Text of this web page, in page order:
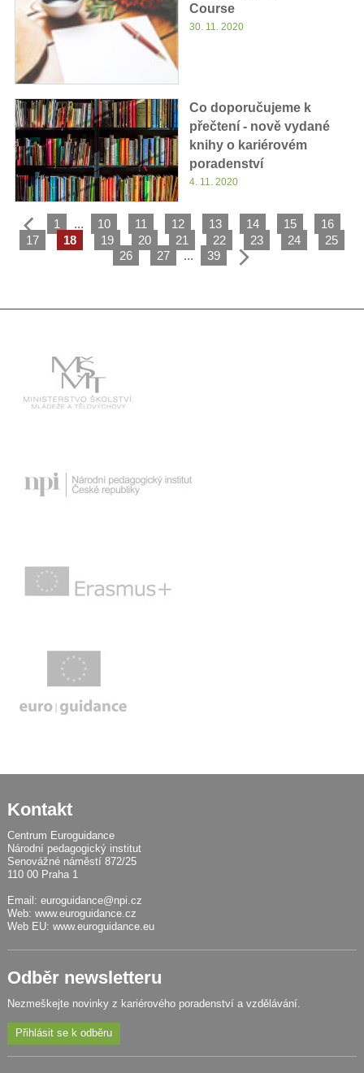
Course
30. 11. 2020
Co doporučujeme k
přečtení - nově vydané
knihy o kariérovém
poradenství
4. 11. 2020
1 ... 10 11 12 13 14 15
16
17
18 19 20 21 22 23 24
25
26
27 ... 39
Kontakt
Centrum Euroguidance
Národní pedagogický institut
Senovážné náměstí 872/25
110 00 Praha 1
Email: euroguidance@npi.cz
Web: www.euroguidance.cz
Web EU: www.euroguidance.eu
Odběr newsletteru
Nezmeškejte novinky z kariérového poradenství a vzdělávání.
Přihlásit se k odběru